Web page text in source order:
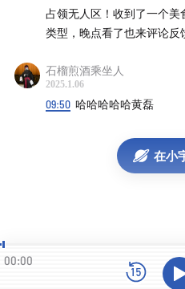
很多时候洋蓟只是配菜
17:39 如果让你用鸡蛋做美食
「为什么土豆没有鸡蛋重
每年休息四个月的餐厅
美国大厨的情感感知力
27:49 复兴里山文化的日本大
占领无人区！收到了一个
类型，晚点看了也来评论反
石榴煎酒乘坐人
2025.1.06
09:50 哈哈哈哈哈黄磊
在小
00:00